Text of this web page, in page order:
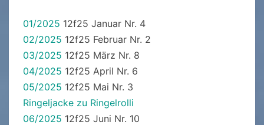
01/2025 12f25 Januar Nr. 4
02/2025 12f25 Februar Nr. 2
03/2025 12f25 März Nr. 8
04/2025 12f25 April Nr. 6
05/2025 12f25 Mai Nr. 3
Ringeljacke zu Ringelrolli
06/2025 12f25 Juni Nr. 10